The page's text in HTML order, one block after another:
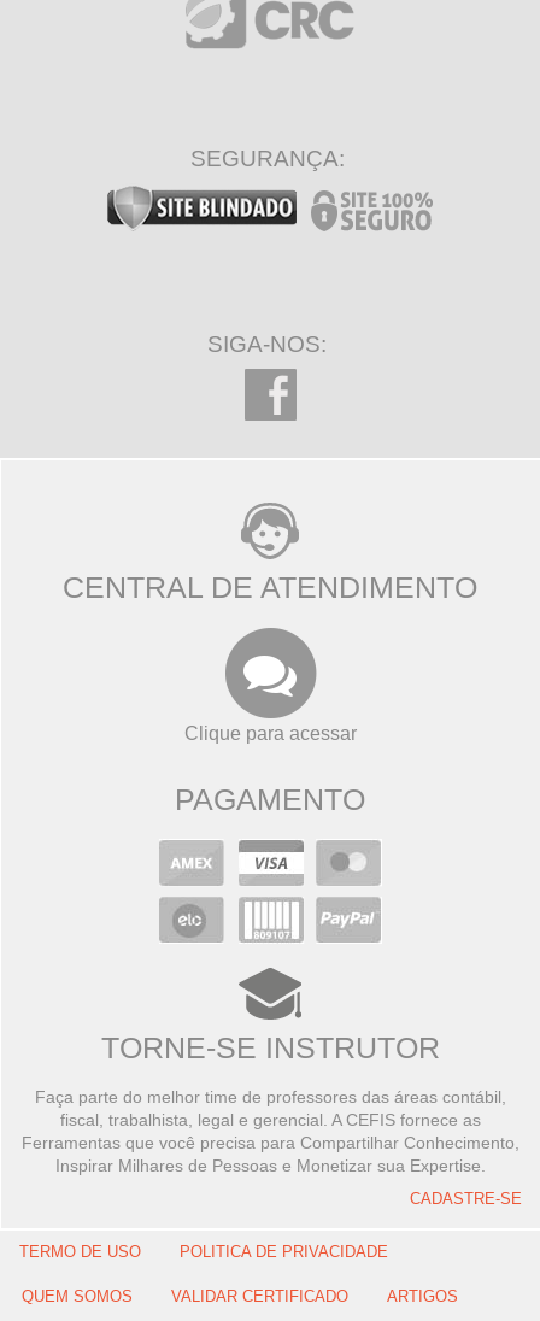
SEGURANÇA:
SIGA-NOS:
CENTRAL DE ATENDIMENTO
Clique para acessar
PAGAMENTO
TORNE-SE INSTRUTOR
Faça parte do melhor time de professores das áreas contábil,
fiscal, trabalhista, legal e gerencial. A CEFIS fornece as
Ferramentas que você precisa para Compartilhar Conhecimento,
Inspirar Milhares de Pessoas e Monetizar sua Expertise.
CADASTRE-SE
TERMO DE USO POLITICA DE PRIVACIDADE
QUEM SOMOS VALIDAR CERTIFICADO ARTIGOS